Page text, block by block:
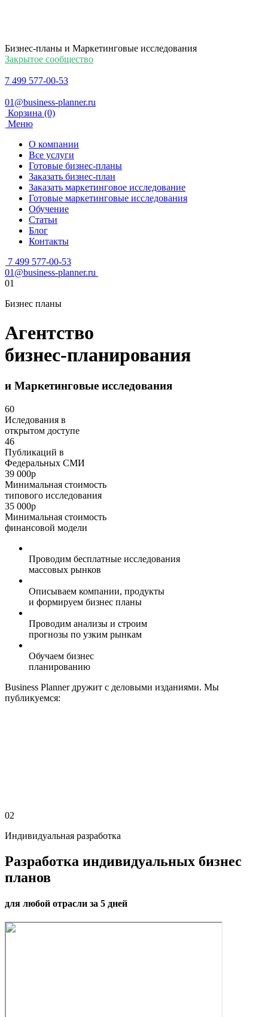
Бизнес-планы и Маркетинговые исследования
Закрытое сообщество
7 499 577-00-53
01@business-planner.ru
Корзина (0)
Меню
О компании
Все услуги
Готовые бизнес-планы
Заказать бизнес-план
Заказать маркетинговое исследование
Готовые маркетинговые исследования
Обучение
Статьи
Блог
Контакты
7 499 577-00-53
01@business-planner.ru
01
Бизнес планы
Агентство
бизнес-планирования
и Маркетинговые исследования
60
Иследования в
открытом доступе
46
Публикаций в
Федеральных СМИ
39 000р
Минимальная стоимость
типового исследования
35 000р
Минимальная стоимость
финансовой модели
Проводим бесплатные исследования
массовых рынков
Описываем компании, продукты
и формируем бизнес планы
Проводим анализы и строим
прогнозы по узким рынкам
Обучаем бизнес
планированию
Business Plannerдружит с деловыми изданиями. Мы
публикуемся:
02
Индивидуальная разработка
Разработка индивидуальных бизнес
планов
для любой отрасли за 5 дней